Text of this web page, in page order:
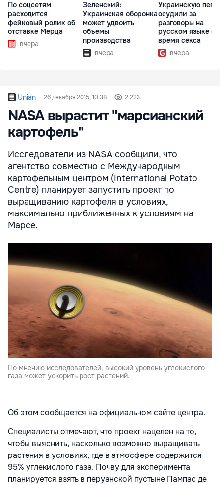
По соцсетям
расходится
фейковый ролик об
отставке Мерца
вчера
Зеленский:
Украинская оборонка
может удвоить
объемы
производства
вчера
Украинскую
осудили за
разговоры на
русском языке во
время секса
вчера
Unian 26 декабря 2015, 10:38 2 223
NASA вырастит "марсианский
картофель"
Исследователи из NASA сообщили, что
агентство совместно с Международным
картофельным центром (International Potato
Centre) планирует запустить проект по
выращиванию картофеля в условиях,
максимально приближенных к условиям на
Марсе.
По мнению исследователей, высокий уровень углекислого
газа может ускорить рост растений.
Об этом сообщается на официальном сайте центра.
Специалисты отмечают, что проект нацелен на то,
чтобы выяснить, насколько возможно выращивать
растения в условиях, где в атмосфере содержится
95% углекислого газа. Почву для эксперимента
планируется взять в перуанской пустыне Пампас де